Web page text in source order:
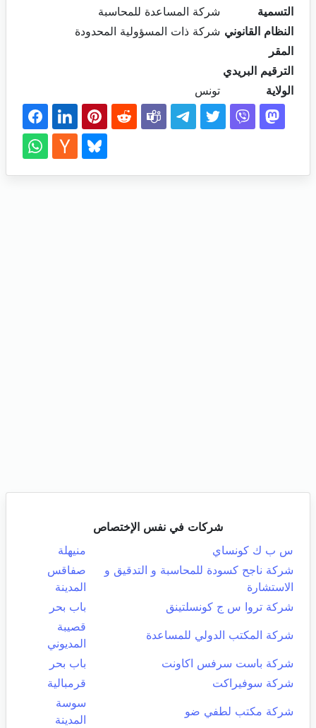
التسمية
شركة المساعدة للمحاسبة
النظام القانوني شركة ذات المسؤولية المحدودة
المقر
الترقيم البريدي
الولاية
تونس
شركات في نفس الإختصاص
س ب ك كونساي
منيهلة
شركة ناجح كسودة للمحاسبة و التدقيق و
الاستشارة
صفاقس
المدينة
شركة تروا س ج كونسلتينق
باب بحر
شركة المكتب الدولي للمساعدة
قصيبة
المديوني
شركة باست سرفس اكاونت
باب بحر
شركة سوفيراكت
قرمبالية
شركة مكتب لطفي ضو
سوسة
المدينة